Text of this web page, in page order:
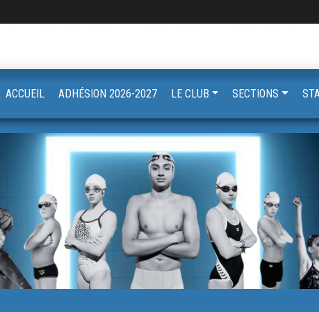
ACCUEIL ADHÉSION 2026-2027 LE CLUB SECTIONS